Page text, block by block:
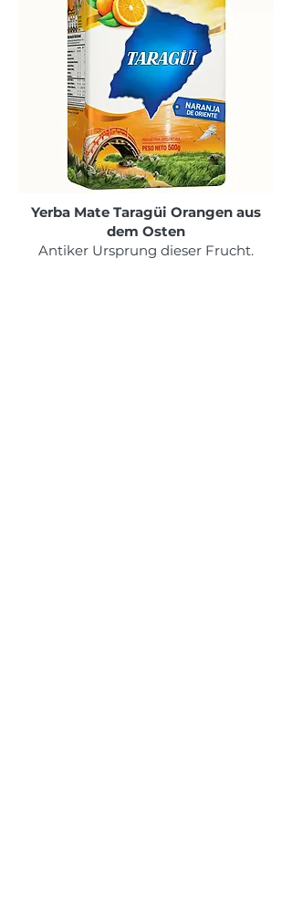
Yerba Mate Taragüi Orangen aus
dem Osten
Antiker Ursprung dieser Frucht.